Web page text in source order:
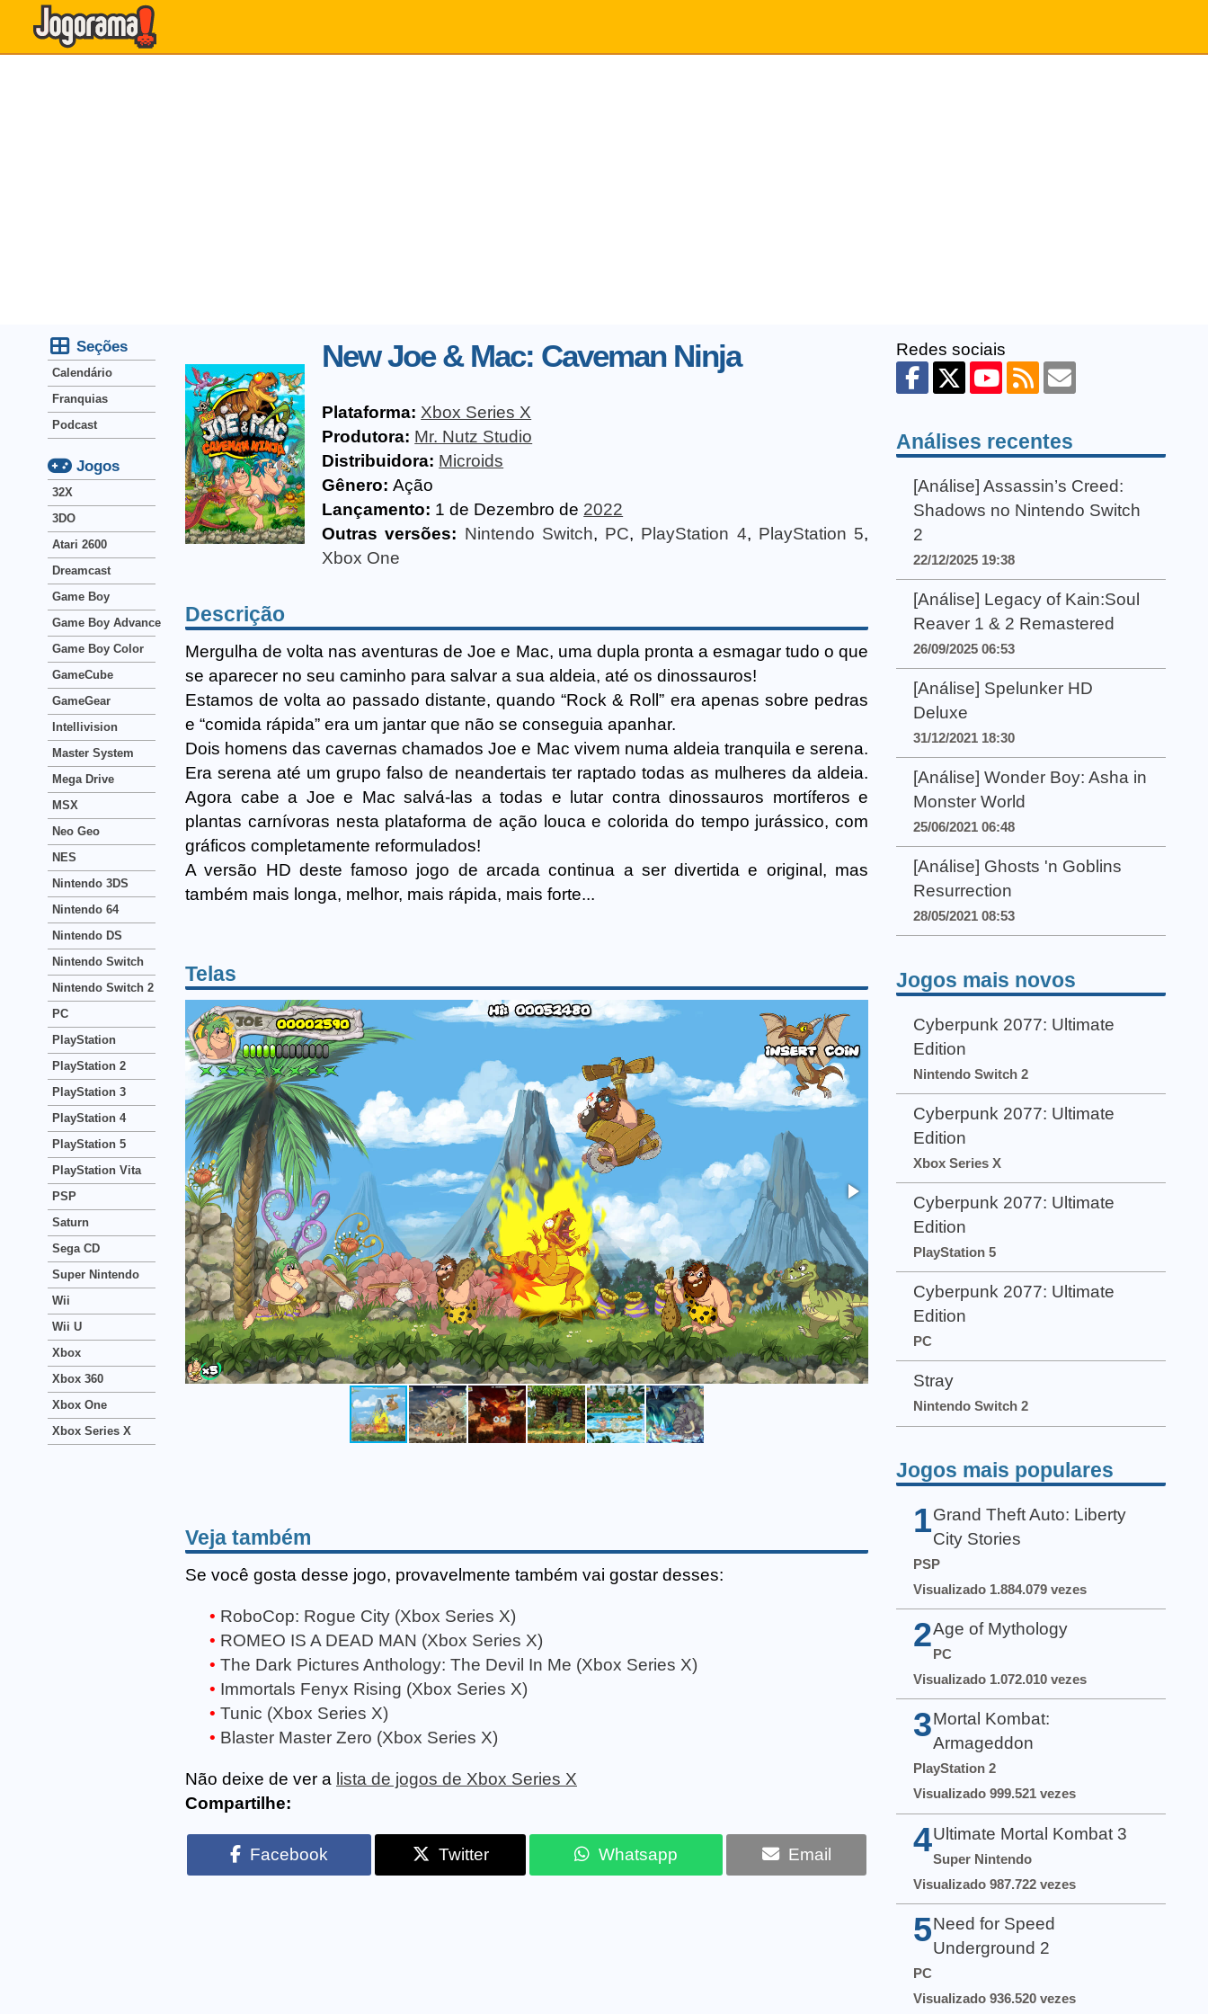
New Joe & Mac: Caveman Ninja
Plataforma: Xbox Series X
Produtora: Mr. Nutz Studio
Distribuidora: Microids
Gênero: Ação
Lançamento: 1 de Dezembro de 2022
Outras versões: Nintendo Switch, PC, PlayStation 4, PlayStation 5,
Xbox One
Descrição
Mergulha de volta nas aventuras de Joe e Mac, uma dupla pronta a esmagar tudo o que
se aparecer no seu caminho para salvar a sua aldeia, até os dinossauros!
Estamos de volta ao passado distante, quando “Rock & Roll” era apenas sobre pedras
e “comida rápida” era um jantar que não se conseguia apanhar.
Dois homens das cavernas chamados Joe e Mac vivem numa aldeia tranquila e serena.
Era serena até um grupo falso de neandertais ter raptado todas as mulheres da aldeia.
Agora cabe a Joe e Mac salvá-las a todas e lutar contra dinossauros mortíferos e
plantas carnívoras nesta plataforma de ação louca e colorida do tempo jurássico, com
gráficos completamente reformulados!
A versão HD deste famoso jogo de arcada continua a ser divertida e original, mas
também mais longa, melhor, mais rápida, mais forte...
Telas
Veja também
Se você gosta desse jogo, provavelmente também vai gostar desses:
RoboCop: Rogue City (Xbox Series X)
ROMEO IS A DEAD MAN (Xbox Series X)
The Dark Pictures Anthology: The Devil In Me (Xbox Series X)
Immortals Fenyx Rising (Xbox Series X)
Tunic (Xbox Series X)
Blaster Master Zero (Xbox Series X)
Não deixe de ver a lista de jogos de Xbox Series X
Compartilhe:
Facebook Twitter Whatsapp Email
Seções
Calendário
Franquias
Podcast
Jogos
32X
3DO
Atari 2600
Dreamcast
Game Boy
Game Boy Advance
Game Boy Color
GameCube
GameGear
Intellivision
Master System
Mega Drive
MSX
Neo Geo
NES
Nintendo 3DS
Nintendo 64
Nintendo DS
Nintendo Switch
Nintendo Switch 2
PC
PlayStation
PlayStation 2
PlayStation 3
PlayStation 4
PlayStation 5
PlayStation Vita
PSP
Saturn
Sega CD
Super Nintendo
Wii
Wii U
Xbox
Xbox 360
Xbox One
Xbox Series X
Redes sociais
Análises recentes
[Análise] Assassin’s Creed:
Shadows no Nintendo Switch
2
22/12/2025 19:38
[Análise] Legacy of Kain:Soul
Reaver 1 & 2 Remastered
26/09/2025 06:53
[Análise] Spelunker HD
Deluxe
31/12/2021 18:30
[Análise] Wonder Boy: Asha in
Monster World
25/06/2021 06:48
[Análise] Ghosts 'n Goblins
Resurrection
28/05/2021 08:53
Jogos mais novos
Cyberpunk 2077: Ultimate
Edition
Nintendo Switch 2
Cyberpunk 2077: Ultimate
Edition
Xbox Series X
Cyberpunk 2077: Ultimate
Edition
PlayStation 5
Cyberpunk 2077: Ultimate
Edition
PC
Stray
Nintendo Switch 2
Jogos mais populares
1 Grand Theft Auto: Liberty
City Stories
PSP
Visualizado 1.884.079 vezes
2Age of Mythology
PC
Visualizado 1.072.010 vezes
3 Mortal Kombat:
Armageddon
PlayStation 2
Visualizado 999.521 vezes
4 Ultimate Mortal Kombat 3
Super Nintendo
Visualizado 987.722 vezes
5 Need for Speed
Underground 2
PC
Visualizado 936.520 vezes